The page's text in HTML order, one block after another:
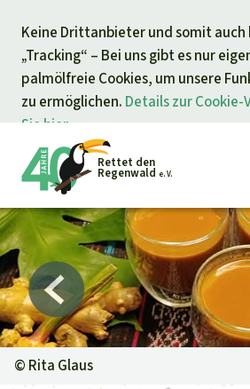
Keine Drittanbieter und somit auch
„Tracking“ – Bei uns gibt es nur
palmölfreie Cookies, um unsere
zu ermöglichen. Details zur
Sie hier.
springen
Rettet den
Regenwald e. V.
Petitionen
Projekte
Ihre Spende hilft
Allgemeine Spende
Dringender
© Rita Glaus